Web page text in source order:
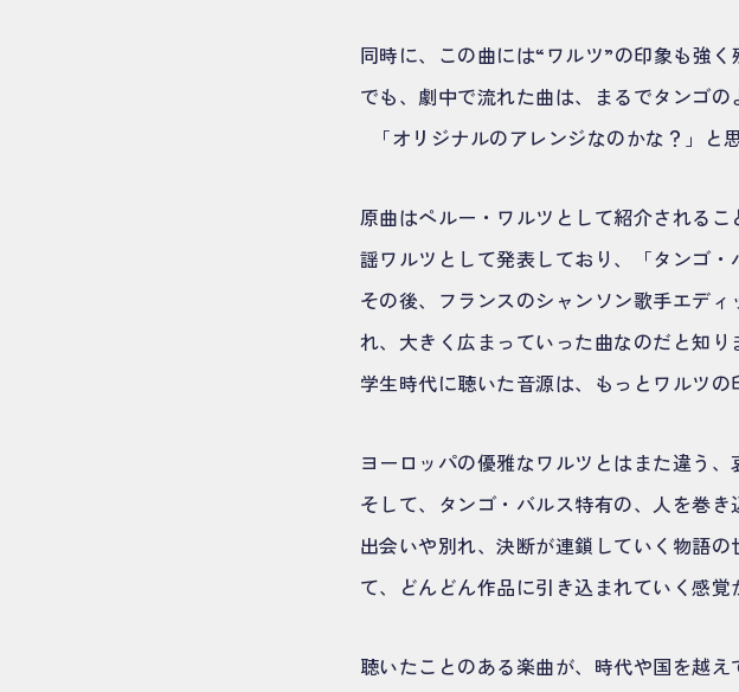
同時に、この曲には“ワルツ”の印象も強
でも、劇中で流れた曲は、まるでタンゴの
「オリジナルのアレンジなのかな？」と
原曲はペルー・ワルツとして紹介される
謡ワルツとして発表しており、「タンゴ
その後、フランスのシャンソン歌手エデ
れ、大きく広まっていった曲なのだと知り
学生時代に聴いた音源は、もっとワルツ
ヨーロッパの優雅なワルツとはまた違う
そして、タンゴ・バルス特有の、人を巻
出会いや別れ、決断が連鎖していく物語
て、どんどん作品に引き込まれていく感覚
聴いたことのある楽曲が、時代や国を越